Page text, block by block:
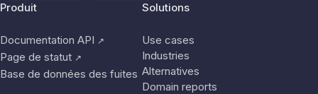
Produit
Documentation API ↗
Page de statut ↗
Base de données des fuites
Solutions
Use cases
Industries
Alternatives
Domain reports